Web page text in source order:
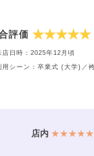
評価
店日時：2025年12月頃
用シーン：卒業式 (大学)／
店内★★★★★